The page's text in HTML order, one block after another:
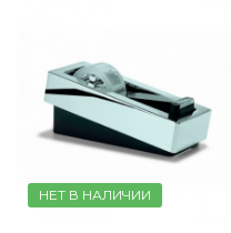
НЕТ В НАЛИЧИИ